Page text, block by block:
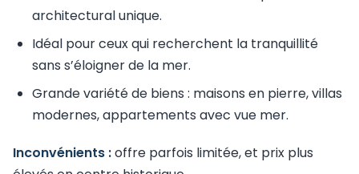
architectural unique.
Idéal pour ceux qui recherchent la tranquillité
sans s’éloigner de la mer.
Grande variété de biens : maisons en pierre, villas
modernes, appartements avec vue mer.
Inconvénients :offre parfois limitée, et prix plus